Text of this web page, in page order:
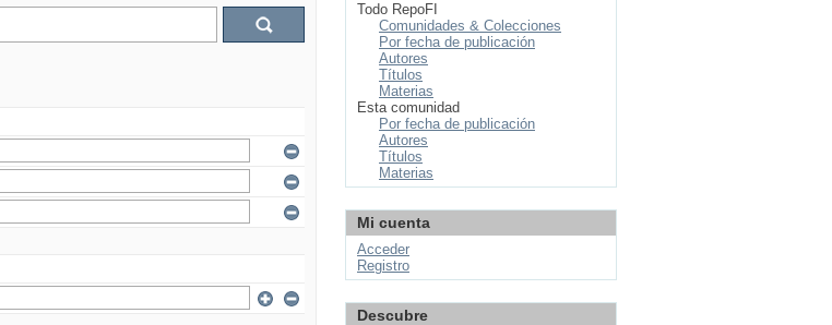
Todo RepoFI
Comunidades & Colecciones
Por fecha de publicación
Autores
Títulos
Materias
Esta comunidad
Por fecha de publicación
Autores
Títulos
Materias
Mi cuenta
Acceder
Registro
Descubre